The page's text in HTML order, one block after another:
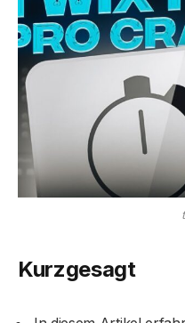
Kurzgesagt